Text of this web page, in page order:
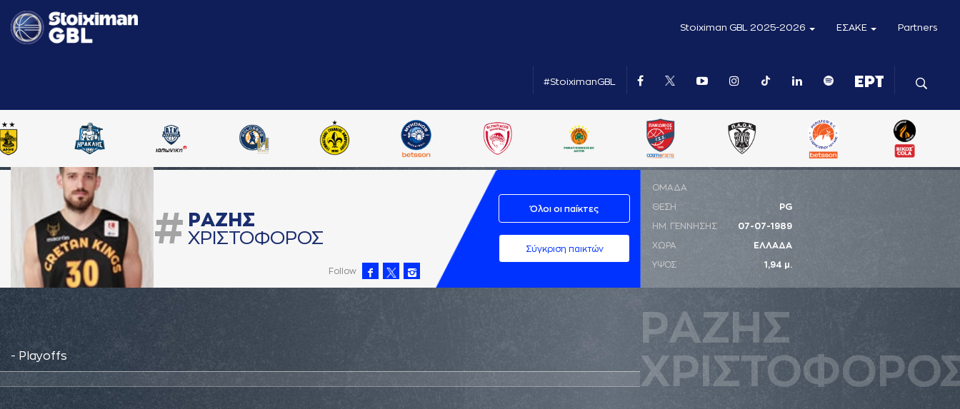
Stoiximan GBL 2025-2026 ΕΣΑΚΕ Partners
#StoiximanGBL
# ΡAΖΗΣ
ΧΡΙΣΤΟΦΟΡΟΣ
Follow
Όλοι οι παίκτες
Σύγκριση παικτών
- Playoffs
ΡAΖΗΣ
ΟΜΑΔΑ
ΘΕΣΗ PG
ΗΜ. ΓΕΝΝΗΣΗΣ 07-07-1989
ΧΩΡΑ ΕΛΛΑΔΑ
ΥΨΟΣ 1,94 μ.